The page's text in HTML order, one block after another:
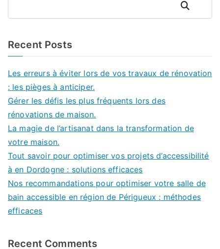
Rechercher
Recent Posts
Les erreurs à éviter lors de vos travaux de rénovation
: les pièges à anticiper.
Gérer les défis les plus fréquents lors des
rénovations de maison.
La magie de l’artisanat dans la transformation de
votre maison.
Tout savoir pour optimiser vos projets d’accessibilité
à en Dordogne : solutions efficaces
Nos recommandations pour optimiser votre salle de
bain accessible en région de Périgueux : méthodes
efficaces
Recent Comments